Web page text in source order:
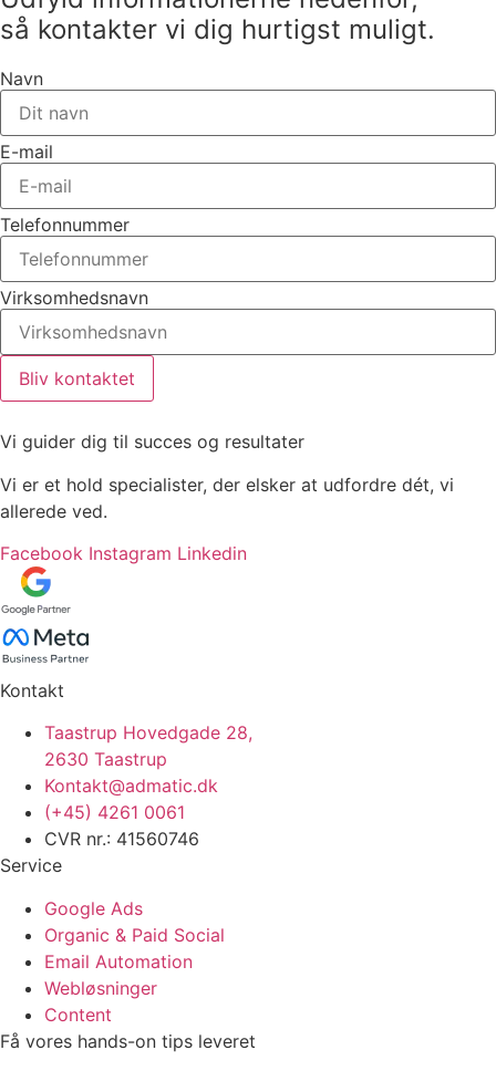
så kontakter vi dig hurtigst muligt.
Navn
E-mail
Telefonnummer
Virksomhedsnavn
Bliv kontaktet
Vi guider dig til succes og resultater
Vi er et hold specialister, der elsker at udfordre dét, vi
allerede ved.
Facebook Instagram Linkedin
Kontakt
Taastrup Hovedgade 28,
2630 Taastrup
Kontakt@admatic.dk
(+45) 4261 0061
CVR nr.: 41560746
Service
Google Ads
Organic & Paid Social
Email Automation
Webløsninger
Content
Få vores hands-on tips leveret